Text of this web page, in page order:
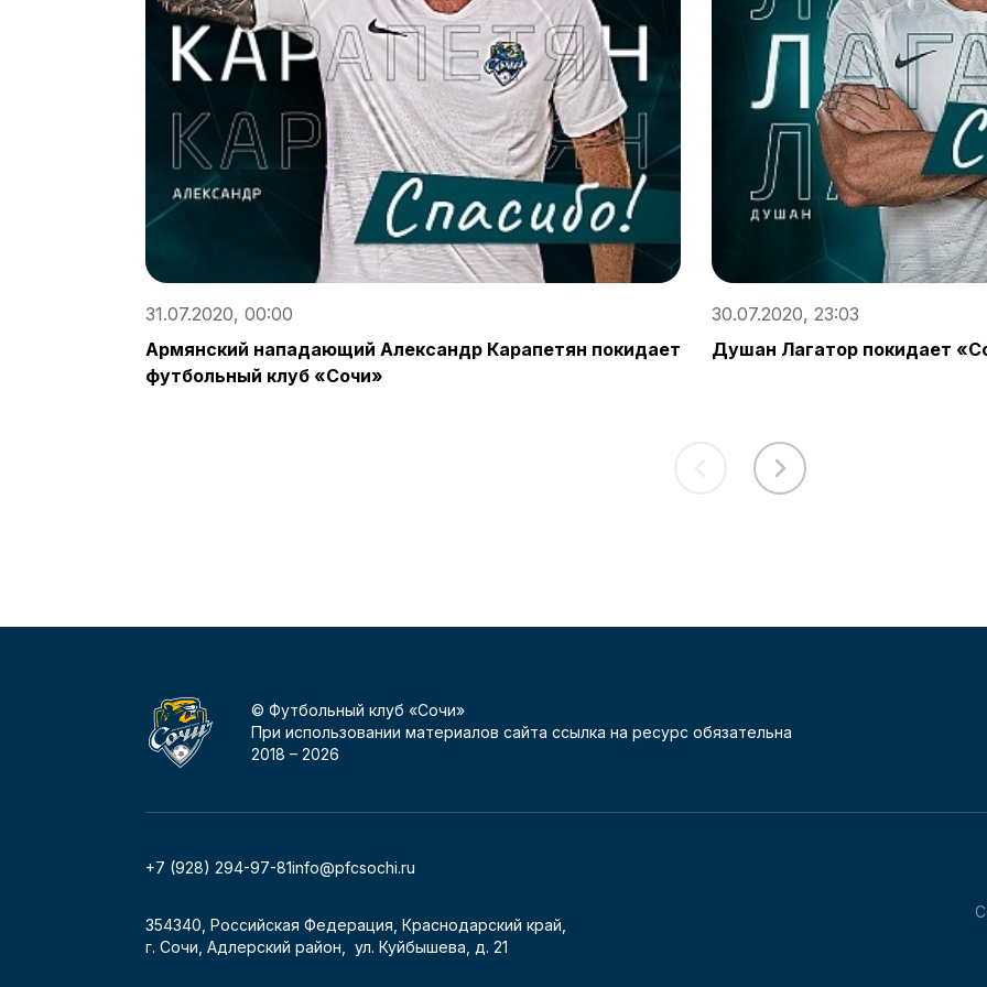
31.07.2020, 00:00
Армянский нападающий Александр Карапетян покидает
футбольный клуб «Сочи»
30.07.2020, 23:03
Душан Лагатор покидает
© Футбольный клуб «Сочи»
При использовании материалов сайта ссылка на ресурс обязательна
2018 – 2026
+7 (928) 294-97-81info@pfcsochi.ru
354340, Российская Федерация, Краснодарский край,
г. Сочи, Адлерский район, ул. Куйбышева, д. 21